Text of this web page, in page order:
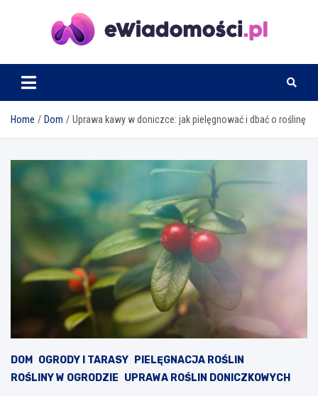
eWiadomosci.pl
Home Dom Uprawa kawy w doniczce: jak pielęgnować i dbać o roślinę
DOM OGRODY I TARASY
PIELĘGNACJA ROŚLIN
ROŚLINY W OGRODZIE UPRAWA ROŚLIN DONICZKOWYCH